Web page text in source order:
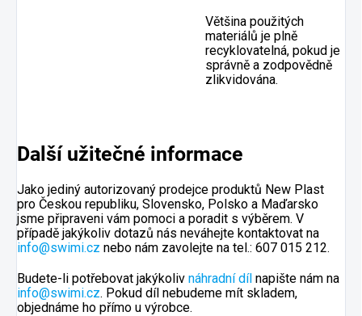
Většina použitých
materiálů je plně
recyklovatelná, pokud je
správně a zodpovědně
zlikvidována.
Další užitečné informace
Jako jediný autorizovaný prodejce produktů New Plast
pro Českou republiku, Slovensko, Polsko a Maďarsko
jsme připraveni vám pomoci a poradit s výběrem. V
případě jakýkoliv dotazů nás neváhejte kontaktovat na
info@swimi.cz nebo nám zavolejte na tel.: 607 015 212.
Budete-li potřebovat jakýkoliv náhradní díl napište nám na
info@swimi.cz. Pokud díl nebudeme mít skladem,
objednáme ho přímo u výrobce.